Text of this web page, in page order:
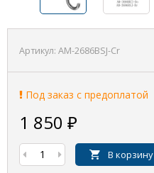
Артикул: AM-2686BSJ-Cr
Под заказ с предоплатой
1 850 ₽
В корзину